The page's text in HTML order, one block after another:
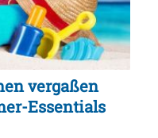
vergaßen
Essentials